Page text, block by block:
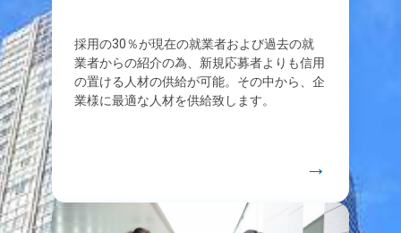
採用の30％が現在の就業者および過去の就
業者からの紹介の為、新規応募者よりも信用
の置ける人材の供給が可能。その中から、企
業様に最適な人材を供給致します。
→